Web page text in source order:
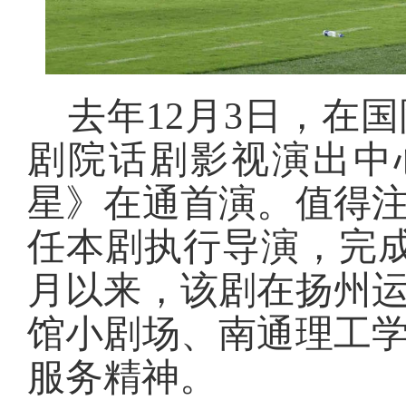
去年12月3日，在
剧院话剧影视演出
星》在通首演。值得
任本剧执行导演，完
月以来，该剧在扬州
馆小剧场、南通理工
服务精神。